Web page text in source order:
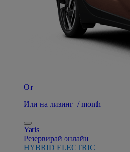
От
Или на лизинг / month
Yaris
Резервирай онлайн
HYBRID ELECTRIC